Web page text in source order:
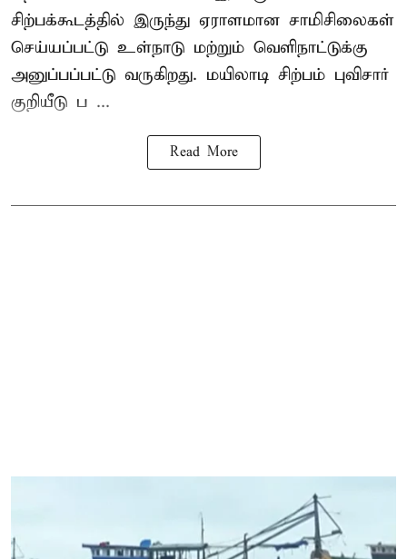
சிற்பக்கூடத்தில் இருந்து ஏராளமான சாமிசிலைகள்
செய்யப்பட்டு உள்நாடு மற்றும் வெளிநாட்டுக்கு
அனுப்பப்பட்டு வருகிறது. மயிலாடி சிற்பம் புவிசார்
குறியீடு ப ...
Read More